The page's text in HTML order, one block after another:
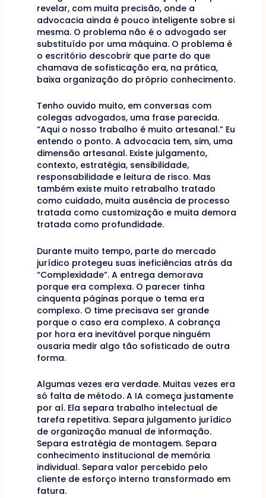
revelar, com muita precisão, onde a
advocacia ainda é pouco inteligente sobre si
mesma. O problema não é o advogado ser
substituído por uma máquina. O problema é
o escritório descobrir que parte do que
chamava de sofisticação era, na prática,
baixa organização do próprio conhecimento.
Tenho ouvido muito, em conversas com
colegas advogados, uma frase parecida.
“Aqui o nosso trabalho é muito artesanal.” Eu
entendo o ponto. A advocacia tem, sim, uma
dimensão artesanal. Existe julgamento,
contexto, estratégia, sensibilidade,
responsabilidade e leitura de risco. Mas
também existe muito retrabalho tratado
como cuidado, muita ausência de processo
tratada como customização e muita demora
tratada como profundidade.
Durante muito tempo, parte do mercado
jurídico protegeu suas ineficiências atrás da
“Complexidade”. A entrega demorava
porque era complexa. O parecer tinha
cinquenta páginas porque o tema era
complexo. O time precisava ser grande
porque o caso era complexo. A cobrança
por hora era inevitável porque ninguém
ousaria medir algo tão sofisticado de outra
forma.
Algumas vezes era verdade. Muitas vezes era
só falta de método. A IA começa justamente
por aí. Ela separa trabalho intelectual de
tarefa repetitiva. Separa julgamento jurídico
de organização manual de informação.
Separa estratégia de montagem. Separa
conhecimento institucional de memória
individual. Separa valor percebido pelo
cliente de esforço interno transformado em
fatura.